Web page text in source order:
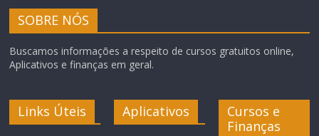
SOBRE NÓS
Buscamos informações a respeito de cursos gratuitos online,
Aplicativos e finanças em geral.
Links Úteis Aplicativos
Cursos e
Finanças